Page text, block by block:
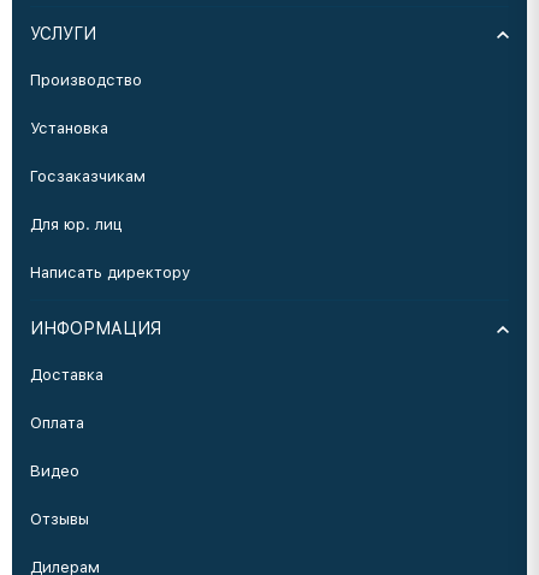
УСЛУГИ
Производство
Установка
Госзаказчикам
Для юр. лиц
Написать директору
ИНФОРМАЦИЯ
Доставка
Оплата
Видео
Отзывы
Дилерам